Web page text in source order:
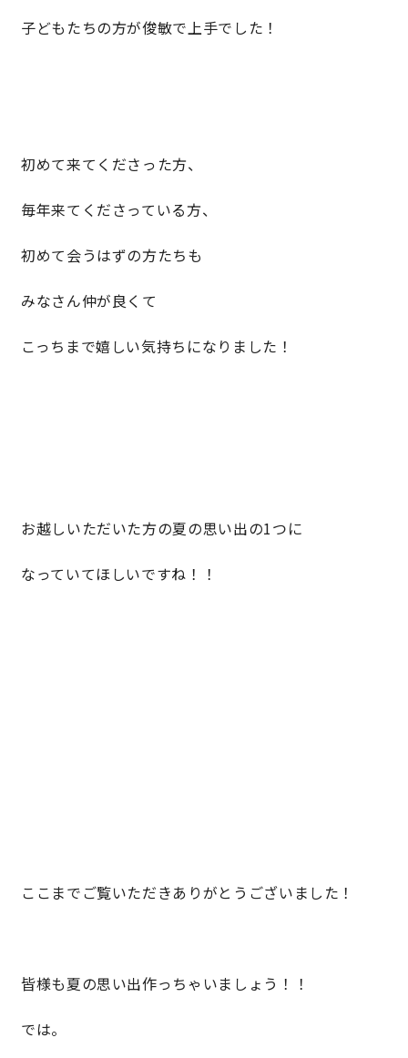
子どもたちの方が俊敏で上手でした！
初めて来てくださった方、
毎年来てくださっている方、
初めて会うはずの方たちも
みなさん仲が良くて
こっちまで嬉しい気持ちになりました！
お越しいただいた方の夏の思い出の1つに
なっていてほしいですね！！
ここまでご覧いただきありがとうございました！
皆様も夏の思い出作っちゃいましょう！！
では。